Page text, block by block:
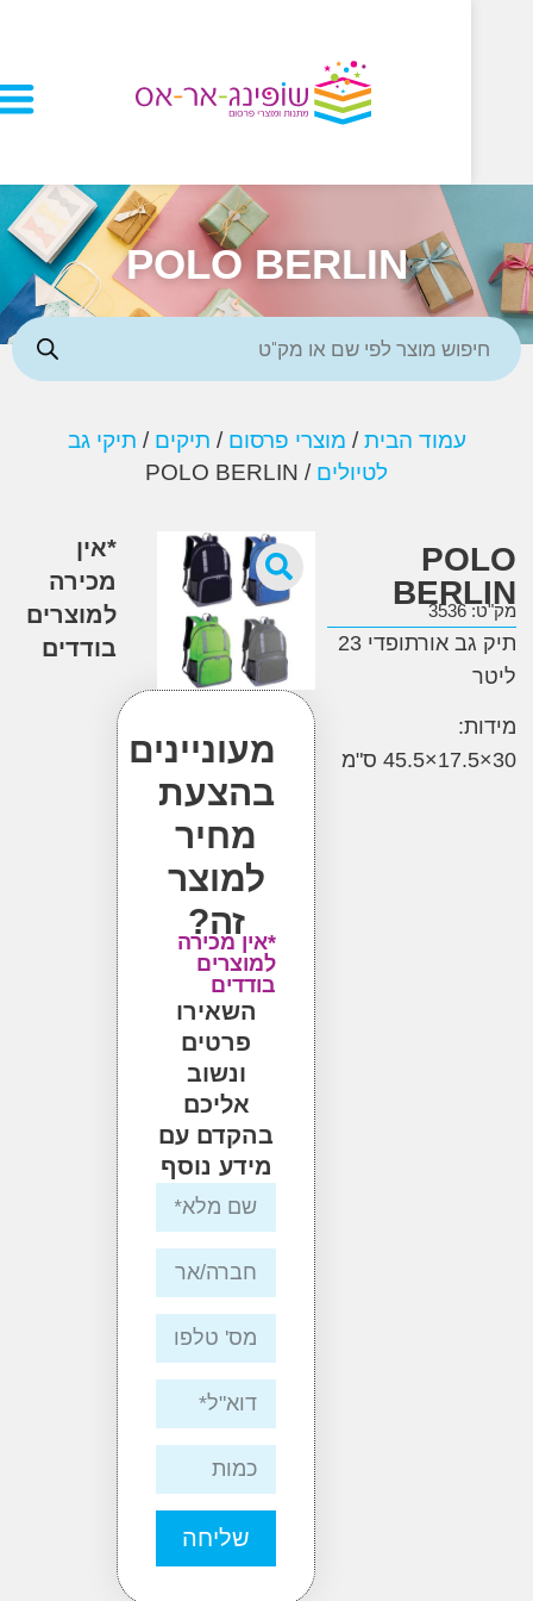
POLO BERLIN
עמוד הבית/מוצרי פרסום /תיקים /תיקי גב
לטיולים/ POLO BERLIN
תיק גב אורתופדי 23
מעוניינים
בהצעת
מחיר
למוצר
*אין מכירה
למוצרים
בודדים
השאירו
פרטים
אליכם
בהקדם עם
מידע נוסף
שליחה
מכירה
למוצרים
בודדים